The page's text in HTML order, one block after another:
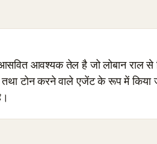
आवश्यक तेल है जो लोबान राल से
टोन करने वाले एजेंट के रूप में किया